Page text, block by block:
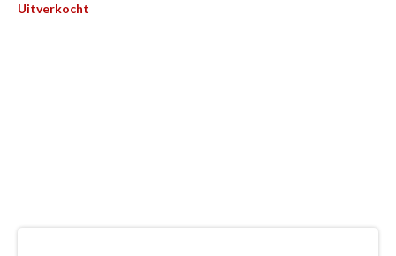
Uitverkocht